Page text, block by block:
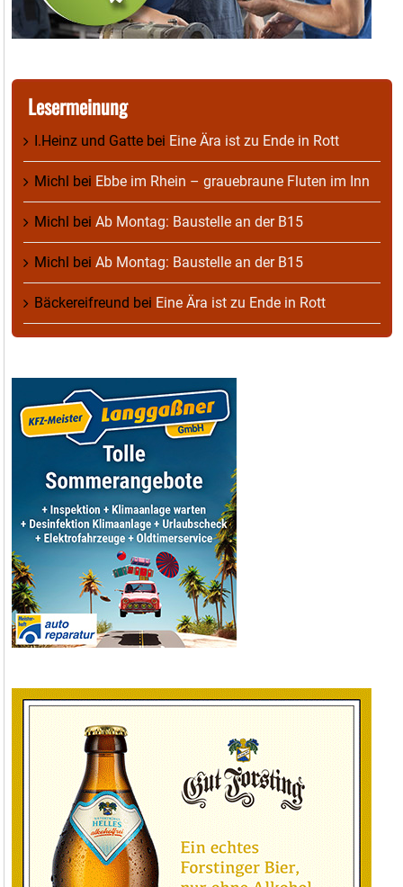
Lesermeinung
I.Heinz und Gatte bei Eine Ära ist zu Ende in Rott
Michl bei Ebbe im Rhein – grauebraune Fluten im Inn
Michl bei Ab Montag: Baustelle an der B15
Michl bei Ab Montag: Baustelle an der B15
Bäckereifreund bei Eine Ära ist zu Ende in Rott